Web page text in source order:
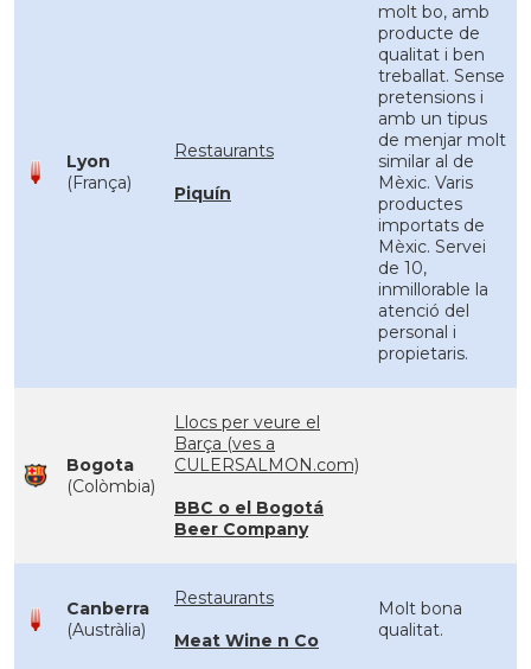
Lyon
(França)
Restaurants
Piquín
molt bo, amb
producte de
qualitat i ben
treballat. Sense
pretensions i
amb un tipus
de menjar molt
similar al de
Mèxic. Varis
productes
importats de
Mèxic. Servei
de 10,
inmillorable la
atenció del
personal i
propietaris.
Bogota
(Colòmbia)
Llocs per veure el
Barça (ves a
CULERSALMON.com)
BBC o el Bogotá
Beer Company
Canberra
(Austràlia)
Restaurants
Meat Wine n Co
Molt bona
qualitat.